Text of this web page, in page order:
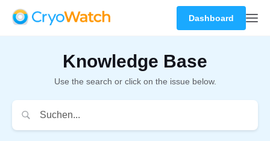
Dashboard
Knowledge Base
Use the search or click on the issue below.